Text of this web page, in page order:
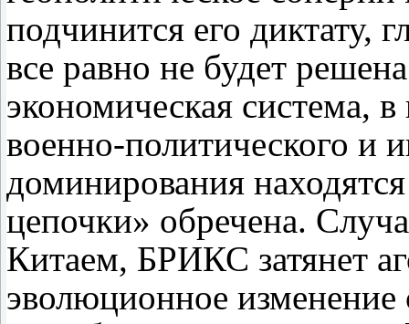
подчинится его диктату,
все равно не будет
экономическая система,
военно-политического и
доминирования
цепочки» обречена.
Китаем, БРИКС затянет
эволюционное изменение